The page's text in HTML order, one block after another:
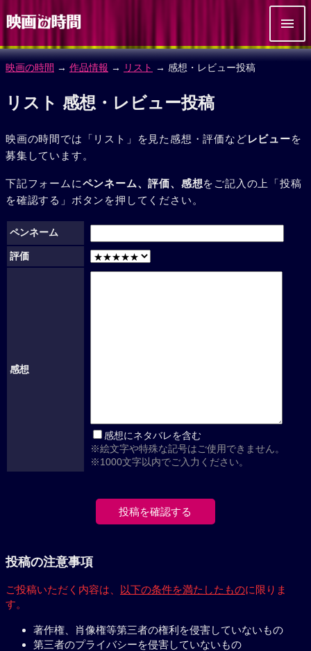
映画の時間 → 作品情報 → リスト → 感想・レビュー投稿
リスト 感想・レビュー投稿
映画の時間では「リスト」を見た感想・評価などレビューを
募集しています。
下記フォームにペンネーム、評価、感想をご記入の上「投稿
を確認する」ボタンを押してください。
ペンネーム
評価
感想
感想にネタバレを含む
※絵文字や特殊な記号はご使用できません。
※1000文字以内でご入力ください。
投稿の注意事項
ご投稿いただく内容は、 以下の条件を満たしたものに限りま
す。
著作権、肖像権等第三者の権利を侵害していないもの
第三者のプライバシーを侵害していないもの